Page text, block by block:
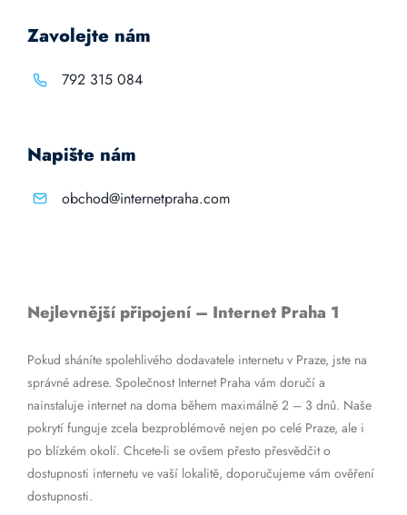
Zavolejte nám
792 315 084
Napište nám
obchod@internetpraha.com
Nejlevnější připojení – Internet Praha 1
Pokud sháníte spolehlivého dodavatele internetu v Praze, jste na
správné adrese. Společnost Internet Praha vám doručí a
nainstaluje internet na doma během maximálně 2 – 3 dnů. Naše
pokrytí funguje zcela bezproblémově nejen po celé Praze, ale i
po blízkém okolí. Chcete-li se ovšem přesto přesvědčit o
dostupnosti internetu ve vaší lokalitě, doporučujeme vám ověření
dostupnosti.